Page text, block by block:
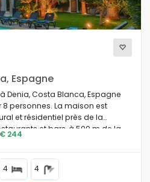
Espagne
Denia, Costa Blanca, Espagne
personnes. La maison est
et résidentiel près de la
et bars, à 500 m de la
et à 0,5 km de la mer
€ 244
4 4